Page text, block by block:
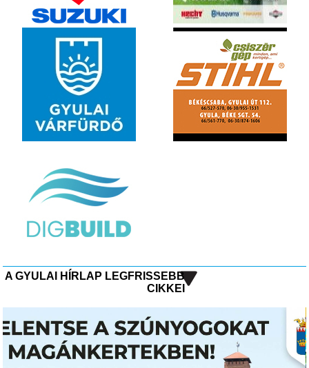
A GYULAI HÍRLAP LEGFRISSEBB
CIKKEI